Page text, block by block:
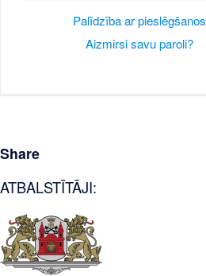
Palīdzība ar pieslēgšanos
Aizmirsi savu paroli?
Share
ATBALSTĪTĀJI: